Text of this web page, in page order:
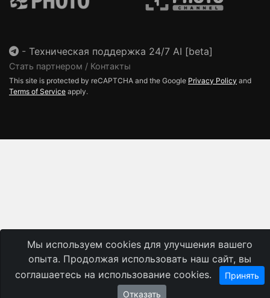
Мы используем cookies для улучшения вашего
опыта. Продолжая использовать наш сайт, вы
соглашаетесь на использование cookies.
Принять
Отказать
- Техническая поддержка 24/7 AI [beta]
Стать партнером / Контакты
This site is protected by reCAPTCHA and the Google Privacy Policy and
Terms of Service apply.